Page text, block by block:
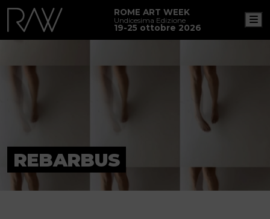
ROME ART WEEK
Undicesima Edizione
19-25 ottobre 2026
REBARBUS